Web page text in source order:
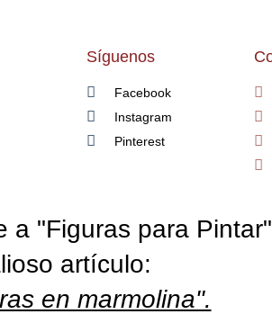
Síguenos
Facebook
Instagram
Pinterest
a "Figuras para Pintar"
artículo:
en marmolina".